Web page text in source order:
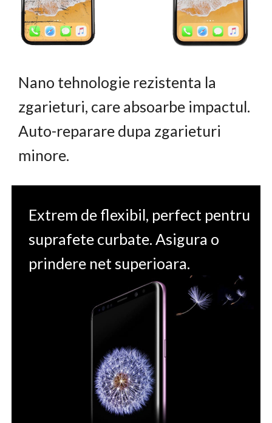
Nano tehnologie rezistenta la
zgarieturi, care absoarbe impactul.
Auto-reparare dupa zgarieturi
minore.
Extrem de flexibil, perfect pentru
suprafete curbate. Asigura o
prindere net superioara.